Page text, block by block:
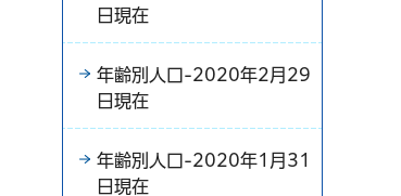
日現在
年齢別人口-2020年2月29
日現在
年齢別人口-2020年1月31
日現在